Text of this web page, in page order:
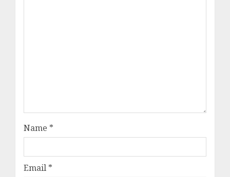
Name *
Email *